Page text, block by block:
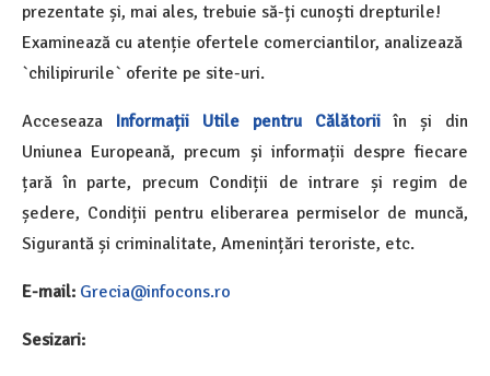
prezentate și, mai ales, trebuie să-ți cunoști drepturile!
Examinează cu atenție ofertele comerciantilor, analizează
`chilipirurile` oferite pe site-uri.
Acceseaza Informații Utile pentru Călătorii în și din
Uniunea Europeană, precum și informații despre fiecare
țară în parte, precum Condiții de intrare și regim de
ședere, Condiții pentru eliberarea permiselor de muncă,
Sigurantă și criminalitate, Amenințări teroriste, etc.
E-mail: Grecia@infocons.ro
Sesizari: